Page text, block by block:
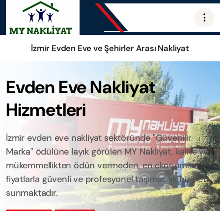
İzmir Evden Eve ve Şehirler Arası Nakliyat
Evden Eve Nakliyat
Hizmetleri
İzmir evden eve nakliyat sektöründe "Güvenilir
Marka" ödülüne layık görülen MY Nakliyat, kalite ve
mükemmellikten ödün vermeden, en ekonomik
fiyatlarla güvenli ve profesyonel taşımacılık hizmeti
sunmaktadır.